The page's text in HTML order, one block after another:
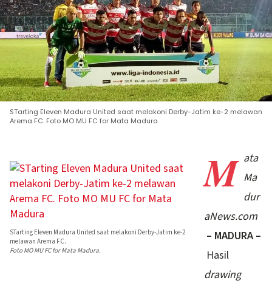
STarting Eleven Madura United saat melakoni Derby-Jatim ke-2 melawan
Arema FC. Foto MO MU FC for Mata Madura
STarting Eleven Madura United saat melakoni Derby-Jatim ke-2
melawan Arema FC.
Foto MO MU FC for Mata Madura.
M ata
Ma
dur
aNews.com
– MADURA –
Hasil
drawing